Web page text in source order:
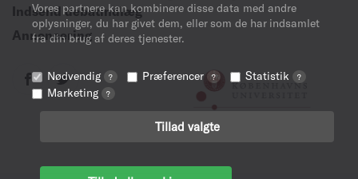
Vores partnere kan kombinere disse data med andre
oplysninger, du har givet dem, eller som de har indsamlet
fra din brug af deres tjenester.
Nødvendig ? Præferencer ? Statistik ?
Marketing ?
Tillad valgte
Indsend debatindlæg
Annoncering